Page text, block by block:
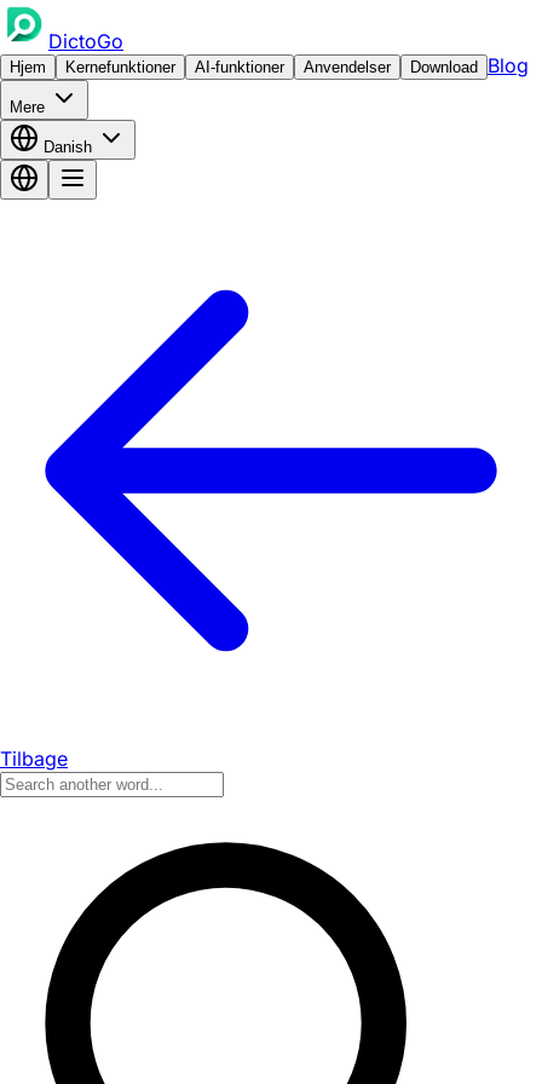
DictoGo
Hjem Kernefunktioner AI-funktioner Anvendelser Download Blog
Mere
Danish
Tilbage